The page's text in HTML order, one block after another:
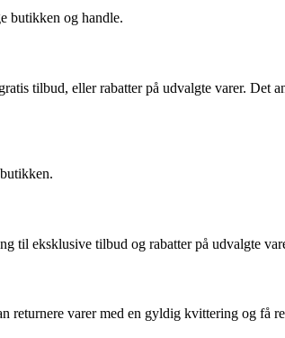
butikken og handle.
tilbud, eller rabatter på udvalgte varer. Det
til eksklusive tilbud og rabatter på udvalgte
varer med en gyldig kvittering og få